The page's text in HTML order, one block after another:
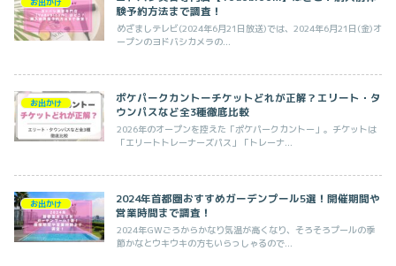
お出かけ
験予約方法まで調査！
めざましテレビ(2024年6月21日放送)では、2024年6月21日(金)オ
ープンのヨドバシカメラの...
お出かけ
ポケパークカントーチケットどれが正解？エリート・タ
ウンパスなど全3種徹底比較
2026年のオープンを控えた「ポケパークカントー」。チケットは
「エリートトレーナーズパス」「トレーナ...
お出かけ
2024年首都圏おすすめガーデンプール5選！開催期間や
営業時間まで調査！
2024年GWごろからかなり気温が高くなり、そろそろプールの季
節かなとウキウキの方もいらっしゃるので...